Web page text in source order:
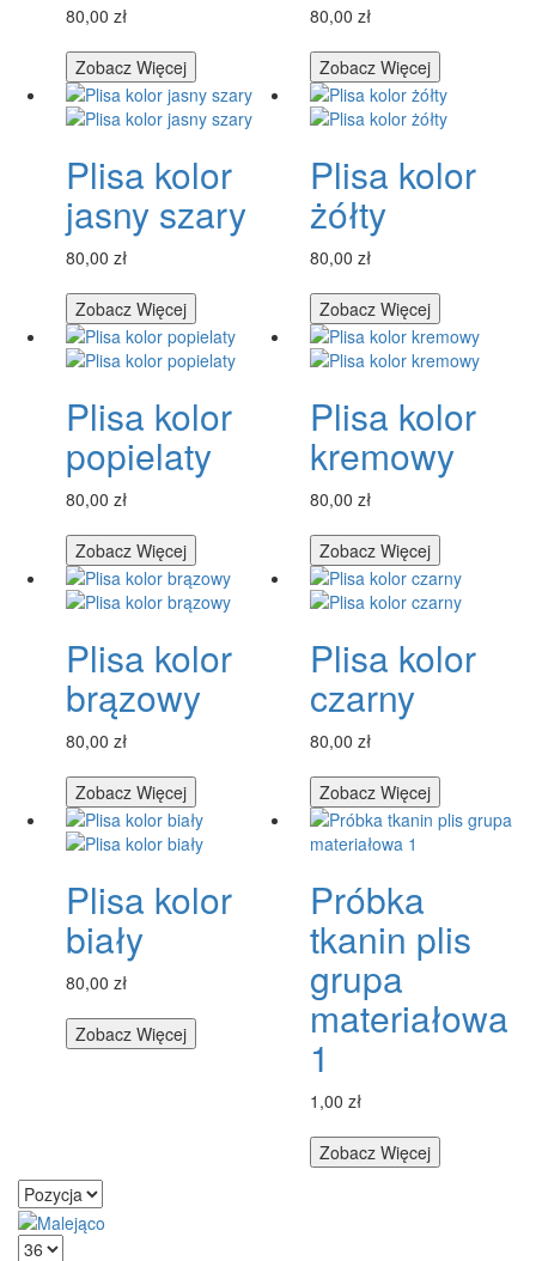
80,00 zł
Zobacz Więcej
80,00 zł
Zobacz Więcej
Plisa kolor
jasny szary
80,00 zł
Zobacz Więcej
Plisa kolor
żółty
80,00 zł
Zobacz Więcej
Plisa kolor
popielaty
80,00 zł
Zobacz Więcej
Plisa kolor
kremowy
80,00 zł
Zobacz Więcej
Plisa kolor
brązowy
80,00 zł
Zobacz Więcej
Plisa kolor
czarny
80,00 zł
Zobacz Więcej
Plisa kolor
biały
80,00 zł
Zobacz Więcej
Próbka
tkanin plis
grupa
materiałowa
1
1,00 zł
Zobacz Więcej